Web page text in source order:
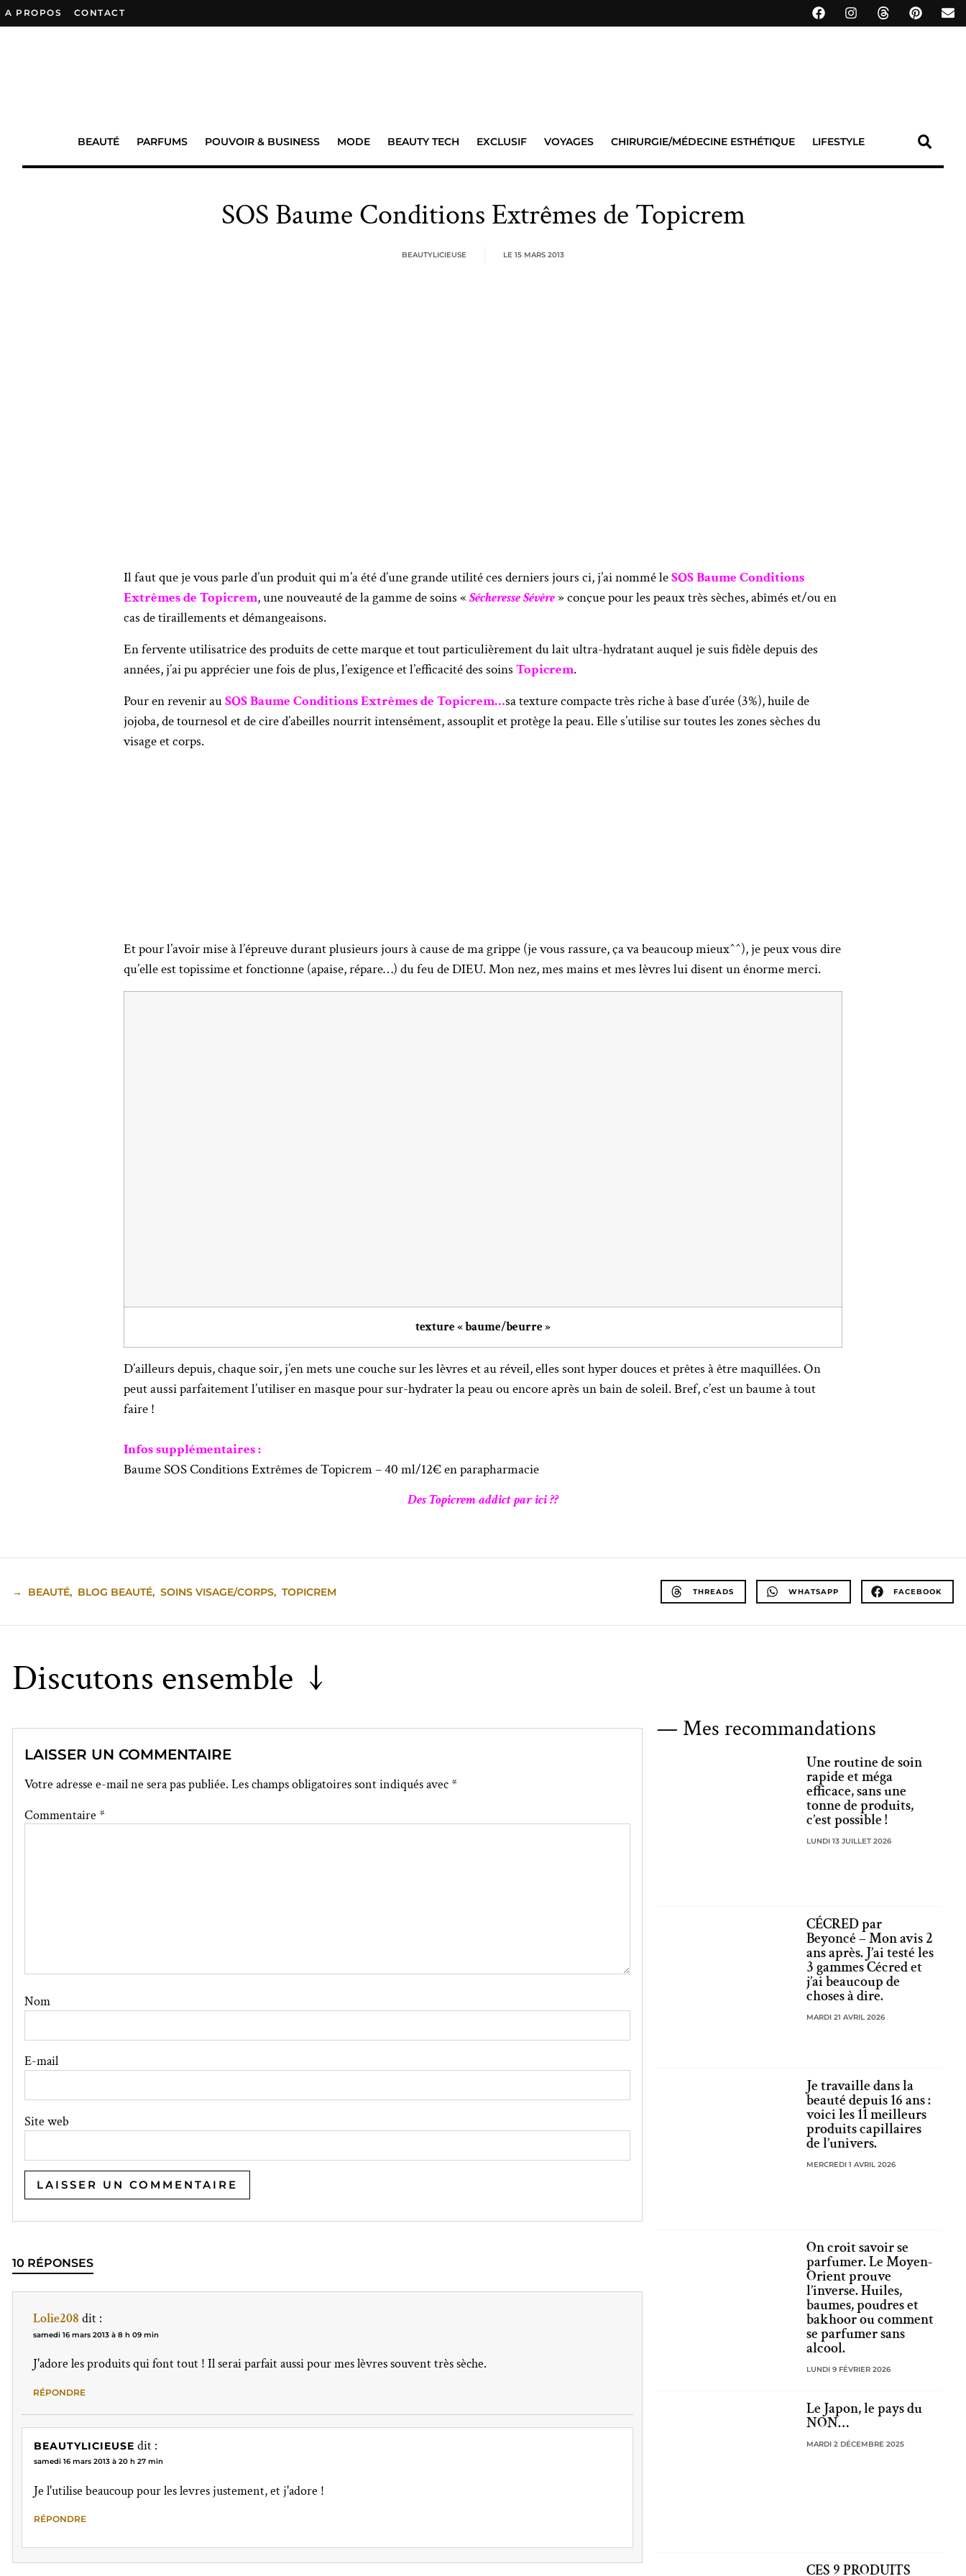
A PROPOS CONTACT
BEAUTÉ PARFUMS POUVOIR & BUSINESS MODE BEAUTY TECH EXCLUSIF VOYAGES CHIRURGIE/MÉDECINE ESTHÉTIQUE LIFESTYLE
SOS Baume Conditions Extrêmes de Topicrem
BEAUTYLICIEUSE LE 15 MARS 2013
Il faut que je vous parle d’un produit qui m’a été d’une grande utilité ces derniers jours ci, j’ai nommé leSOS Baume Conditions
Extrêmes de Topicrem, une nouveauté de la gamme de soins «Sécheresse Sévère» conçue pour les peaux très sèches, abîmés et/ou en
cas de tiraillements et démangeaisons.
En fervente utilisatrice des produits de cette marque et tout particulièrement du lait ultra-hydratant auquel je suis fidèle depuis des
années, j’ai pu apprécier une fois de plus, l’exigence et l’efficacité des soins Topicrem.
Pour en revenir auSOS Baume Conditions Extrêmes de Topicrem…sa texture compacte très riche à base d’urée (3%), huile de
jojoba, de tournesol et de cire d’abeilles nourrit intensément, assouplit et protège la peau. Elle s’utilise sur toutes les zones sèches du
visage et corps.
Et pour l’avoir mise à l’épreuve durant plusieurs jours à cause de ma grippe (je vous rassure, ça va beaucoup mieux^^), je peux vous dire
qu’elle est topissime et fonctionne (apaise, répare…) du feu de DIEU. Mon nez, mes mains et mes lèvres lui disent un énorme merci.
texture « baume/beurre »
D’ailleurs depuis, chaque soir, j’en mets une couche sur les lèvres et au réveil, elles sont hyper douces et prêtes à être maquillées. On
peut aussi parfaitement l’utiliser en masque pour sur-hydrater la peau ou encore après un bain de soleil. Bref, c’est un baume à tout
faire !
Infos supplémentaires :
Baume SOS Conditions Extrêmes de Topicrem – 40 ml/12€ en parapharmacie
Des Topicrem addict par ici ??
→ BEAUTÉ, BLOG BEAUTÉ, SOINS VISAGE/CORPS, TOPICREM THREADS WHATSAPP FACEBOOK
Discutons ensemble ↓
LAISSER UN COMMENTAIRE
Votre adresse e-mail ne sera pas publiée. Les champs obligatoires sont indiqués avec*
Commentaire *
Nom
E-mail
Site web
10 RÉPONSES
Lolie208 dit :
samedi 16 mars 2013 à 8 h 09 min
J'adore les produits qui font tout ! Il serai parfait aussi pour mes lèvres souvent très sèche.
RÉPONDRE
BEAUTYLICIEUSE dit :
samedi 16 mars 2013 à 20 h 27 min
Je l'utilise beaucoup pour les levres justement, et j'adore !
RÉPONDRE
— Mes recommandations
Une routine de soin
rapide et méga
efficace, sans une
tonne de produits,
c’est possible !
LUNDI 13 JUILLET 2026
CÉCRED par
Beyoncé – Mon avis 2
ans après. J’ai testé les
3 gammes Cécred et
j’ai beaucoup de
choses à dire.
MARDI 21 AVRIL 2026
Je travaille dans la
beauté depuis 16 ans :
voici les 11 meilleurs
produits capillaires
de l’univers.
MERCREDI 1 AVRIL 2026
On croit savoir se
parfumer. Le Moyen-
Orient prouve
l’inverse. Huiles,
baumes, poudres et
bakhoor ou comment
se parfumer sans
alcool.
LUNDI 9 FÉVRIER 2026
Le Japon, le pays du
NON…
MARDI 2 DÉCEMBRE 2025
CES 9 PRODUITS